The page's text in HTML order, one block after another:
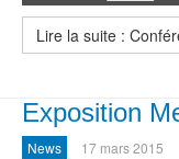
Lire la suite :
Exposition
News 17 mars 2015